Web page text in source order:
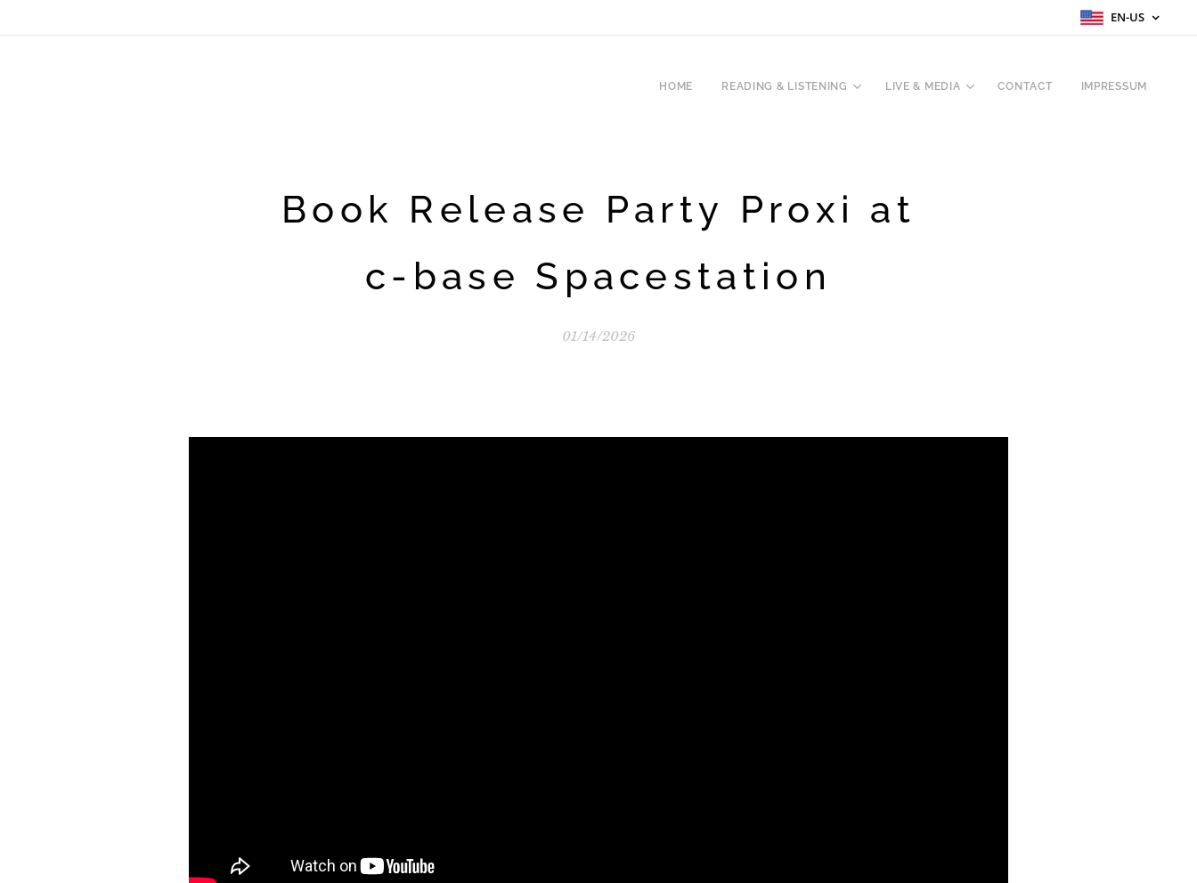
EN-US
HOME READING & LISTENING LIVE & MEDIA CONTACT IMPRESSUM
Book Release Party Proxi at
c-base Spacestation
01/14/2026